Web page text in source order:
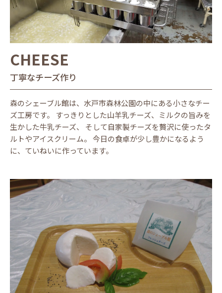
CHEESE
丁寧なチーズ作り
森のシェーブル館は、水戸市森林公園の中にある小さなチー
ズ工房です。 すっきりとした山羊乳チーズ、ミルクの旨みを
生かした牛乳チーズ、 そして自家製チーズを贅沢に使ったタ
ルトやアイスクリーム。 今日の食卓が少し豊かになるよう
に、ていねいに作っています。